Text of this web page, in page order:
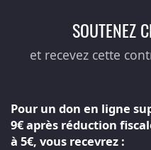
SOUTENEZ
et recevez cette
Pour un don en ligne
9€ après réduction
à 5€, vous recevrez :